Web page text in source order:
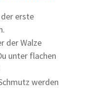
der erste
der Walze
unter flachen
werden